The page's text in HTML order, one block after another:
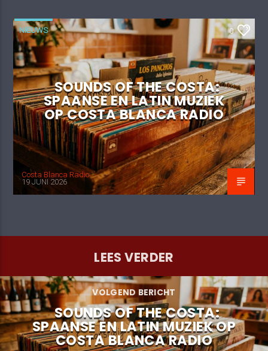
NIEUWS 0
SOUNDS OF THE COSTA:
SPAANSE EN LATIN MUZIEK
OP COSTA BLANCA RADIO
Costa Blanca Radio
19 JUNI 2026
LEES VERDER
VOLGEND BERICHT
SOUNDS OF THE COSTA:
SPAANSE EN LATIN MUZIEK OP
COSTA BLANCA RADIO